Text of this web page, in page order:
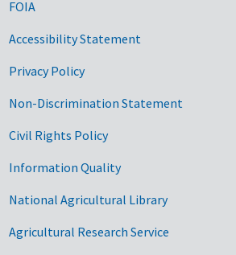
FOIA
Accessibility Statement
Privacy Policy
Non-Discrimination Statement
Civil Rights Policy
Information Quality
National Agricultural Library
Agricultural Research Service